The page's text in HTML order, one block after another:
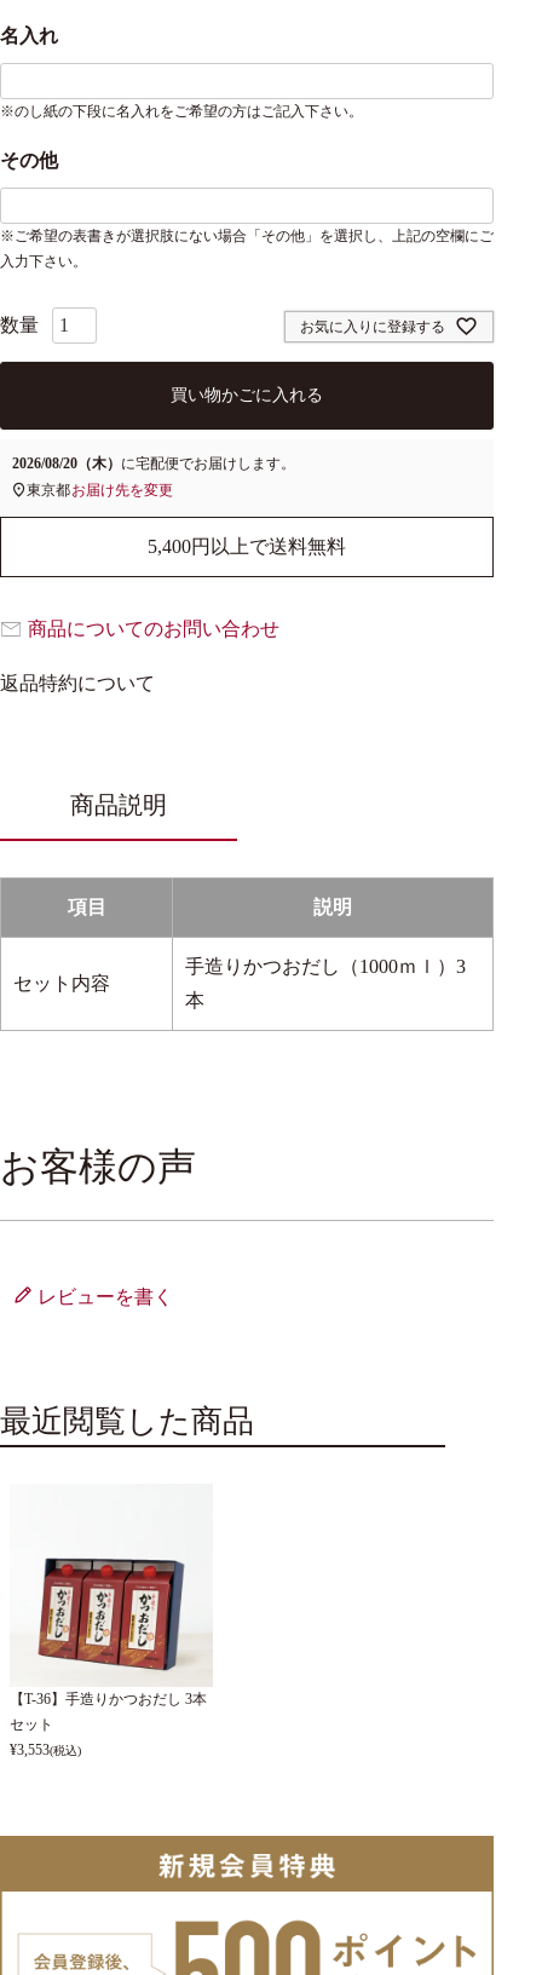
商品説明
項目 説明
セット内容
手造りかつおだし（1000ｍｌ）3
本
名入れ
※のし紙の下段に名入れをご希望の方はご記入下さい。
その他
※ご希望の表書きが選択肢にない場合「その他」を選択し、上記の空欄にご
入力下さい。
お気に入りに登録する
買い物かごに入れる
2026/08/20（木） に宅配便でお届けします。
東京都お届け先を変更
5,400円以上で送料無料
商品についてのお問い合わせ
返品特約について
お客様の声
レビューを書く
最近閲覧した商品
【T-36】手造りかつおだし 3本
セット
¥3,553(税込)